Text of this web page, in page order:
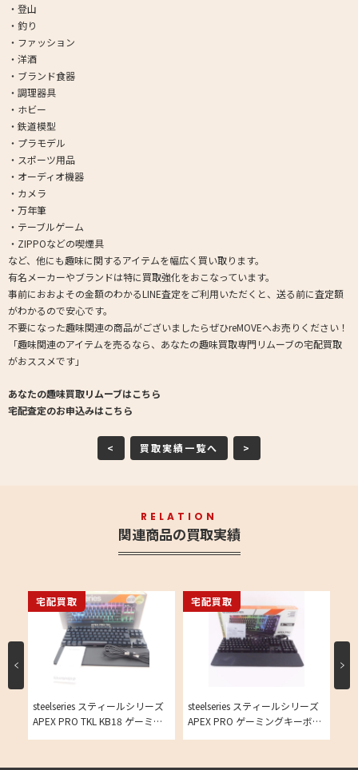
・登山
・釣り
・ファッション
・洋酒
・ブランド食器
・調理器具
・ホビー
・鉄道模型
・プラモデル
・スポーツ用品
・オーディオ機器
・カメラ
・万年筆
・テーブルゲーム
・ZIPPOなどの喫煙具
など、他にも趣味に関するアイテムを幅広く買い取ります。
有名メーカーやブランドは特に買取強化をおこなっています。
事前におおよその金額のわかるLINE査定をご利用いただくと、送る前に査定額
がわかるので安心です。
不要になった趣味関連の商品がございましたらぜひreMOVEへお売りください！
「趣味関連のアイテムを売るなら、あなたの趣味買取専門リムーブの宅配買取
がおススメです」
あなたの趣味買取リムーブはこちら
宅配査定のお申込みはこちら
< 買取実績一覧へ >
RELATION
関連商品の買取実績
steelseries スティールシリーズ
APEX PRO TKL KB18 ゲーミン
宅配買取
steelseries スティールシリーズ
APEX PRO ゲーミングキーボー
宅配買取